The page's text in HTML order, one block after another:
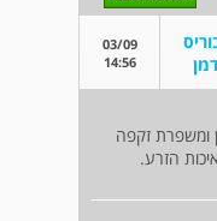
03/09
14:56
ומשפרת זקפה
הזרע.